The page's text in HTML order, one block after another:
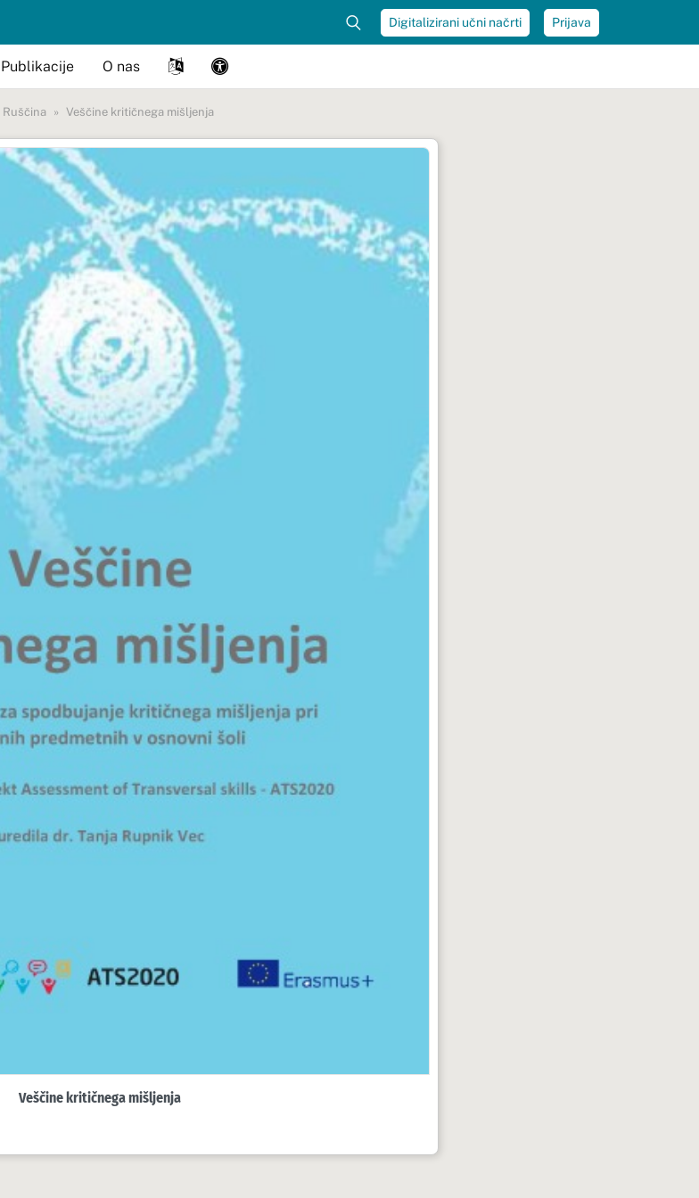
Digitalizirani učni načrti Prijava
Publikacije O nas
Ruščina Veščine kritičnega mišljenja
Veščine kritičnega mišljenja